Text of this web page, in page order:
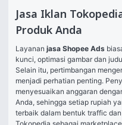
Jasa Iklan
Produk Anda
Layanan jasa Shopee Ads
kunci, optimasi gambar dan
Selain itu, pertimbangan
menjadi perhatian penting.
menyesuaikan anggaran
Anda, sehingga setiap rupiah
terbaik dalam bentuk traffic